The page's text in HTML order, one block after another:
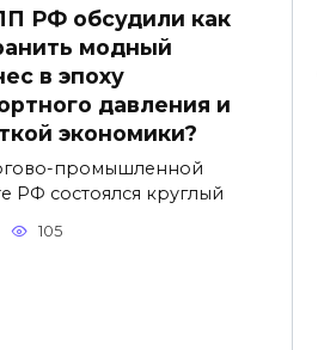
РФ обсудили как
модный
в эпоху
давления и
экономики?
промышленной
РФ состоялся круглый
105